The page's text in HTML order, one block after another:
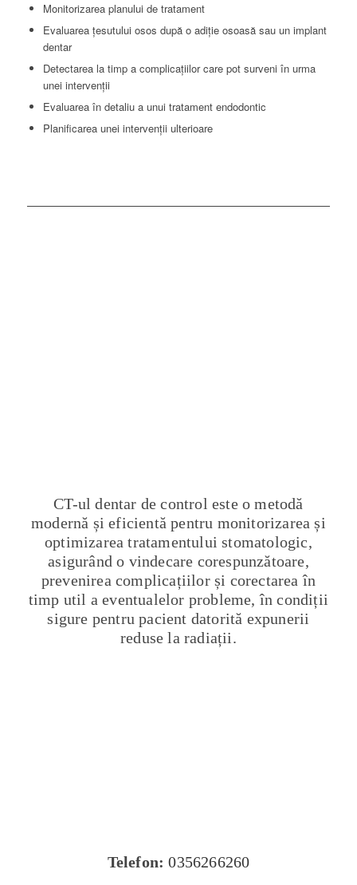
Monitorizarea planului de tratament
Evaluarea țesutului osos după o adiție osoasă sau un implant
dentar
Detectarea la timp a complicațiilor care pot surveni în urma
unei intervenții
Evaluarea în detaliu a unui tratament endodontic
Planificarea unei intervenții ulterioare
CT-ul dentar de control este o metodă
modernă și eficientă pentru monitorizarea și
optimizarea tratamentului stomatologic,
asigurând o vindecare corespunzătoare,
prevenirea complicațiilor și corectarea în
timp util a eventualelor probleme, în condiții
sigure pentru pacient datorită expunerii
reduse la radiații.
Telefon: 0356266260